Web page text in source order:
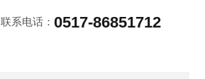
联系电话：0517-86851712